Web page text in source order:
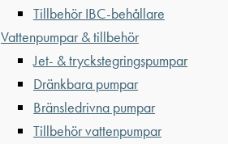
Tillbehör IBC-behållare
Vattenpumpar & tillbehör
Jet- & tryckstegringspumpar
Dränkbara pumpar
Bränsledrivna pumpar
Tillbehör vattenpumpar